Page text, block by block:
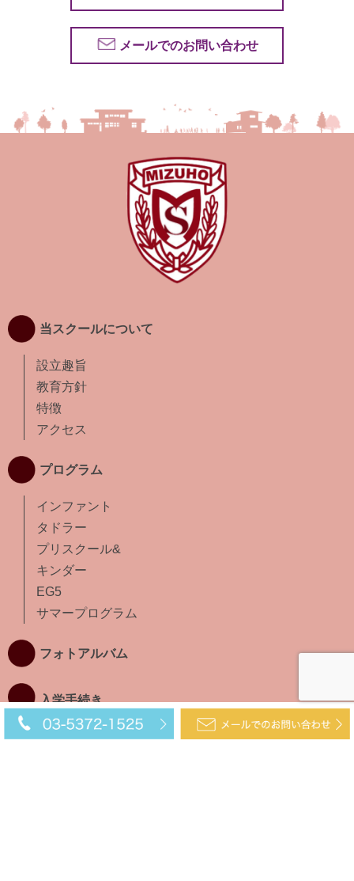
メールでのお問い合わせ
当スクールについて
設立趣旨
教育方針
特徴
アクセス
プログラム
インファント
タドラー
プリスクール&
キンダー
EG5
サマープログラム
フォトアルバム
入学手続き
インファント